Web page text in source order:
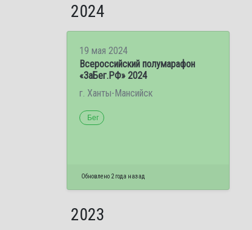
2024
19 мая 2024
Всероссийский полумарафон
«ЗаБег.РФ» 2024
г. Ханты-Мансийск
Бег
Обновлено 2 года назад
2023